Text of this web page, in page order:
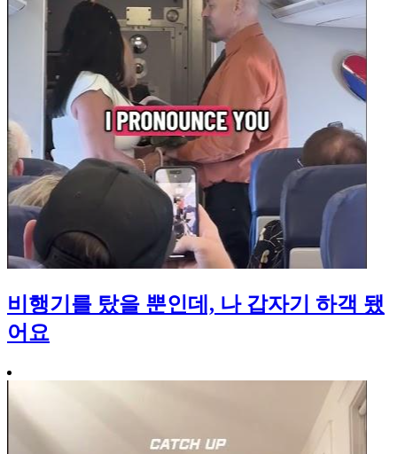
비행기를 탔을 뿐인데, 나 갑자기 하객 됐
어요